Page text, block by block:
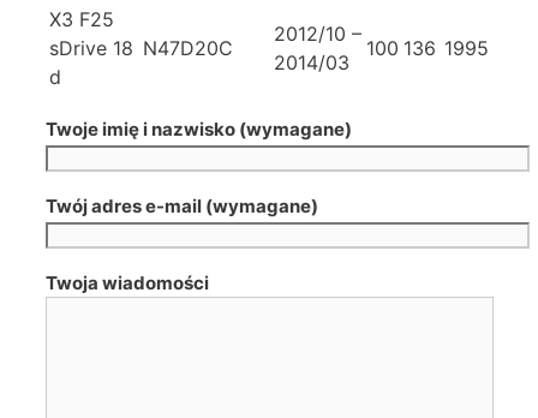
X3 F25
sDrive 18
d
N47D20C
2012/10 –
2014/03
100 136 1995
Twoje imię i nazwisko (wymagane)
Twój adres e-mail (wymagane)
Twoja wiadomości